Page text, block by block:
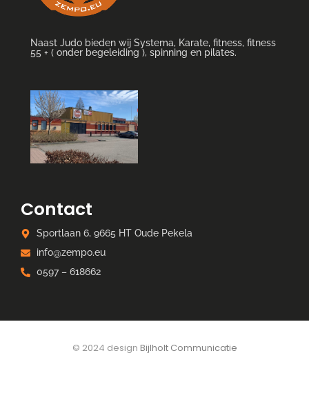
Naast Judo bieden wij Systema, Karate, fitness, fitness
55 + ( onder begeleiding ), spinning en pilates.
Contact
Sportlaan 6, 9665 HT Oude Pekela
info@zempo.eu
0597 – 618662
© 2024 design Bijlholt Communicatie